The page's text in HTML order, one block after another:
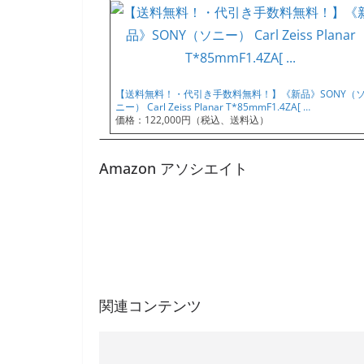
【送料無料！・代引き手数料無料！】《新品》SONY（
ニー） Carl Zeiss Planar T*85mmF1.4ZA[ …
価格：122,000円（税込、送料込）
Amazon アソシエイト
関連コンテンツ